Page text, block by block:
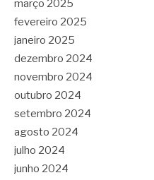
março 2025
fevereiro 2025
janeiro 2025
dezembro 2024
novembro 2024
outubro 2024
setembro 2024
agosto 2024
julho 2024
junho 2024